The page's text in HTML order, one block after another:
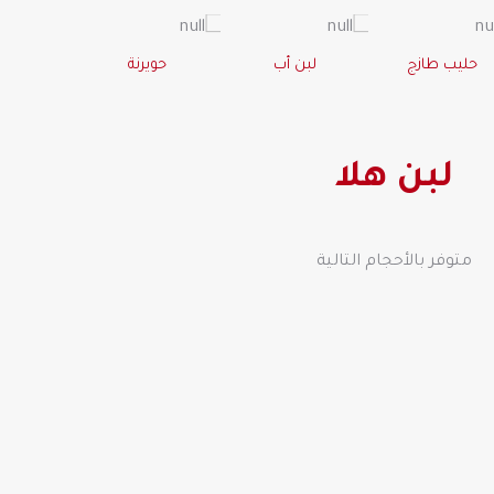
حويرنة لبن أب حليب طازج
لبن هلا
متوفر بالأحجام التالية